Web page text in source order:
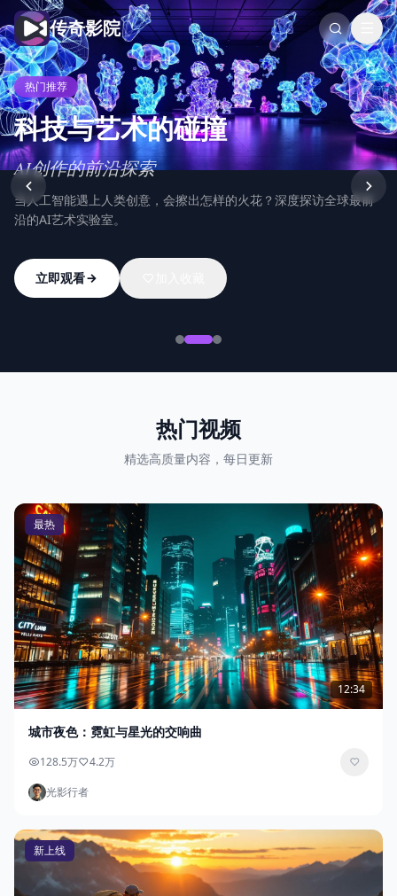
传奇影院
热门推荐
科技与艺术的碰撞
AI创作的前沿探索
当人工智能遇上人类创意，会擦出怎样的火花？深度探访全球最前
沿的AI艺术实验室。
立即观看
热门视频
精选高质量内容，每日更新
最热
12:34
城市夜色：霓虹与星光的交响曲
128.5万
4.2万
光影行者
新上线